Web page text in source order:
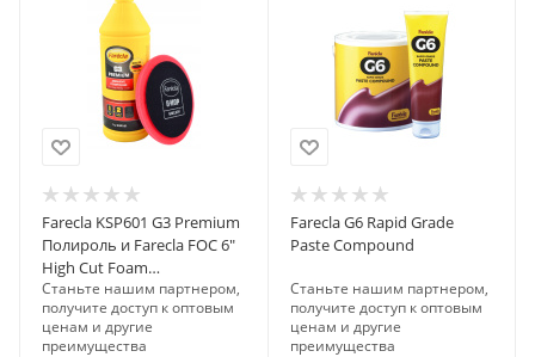
Farecla KSP601 G3 Premium
Полироль и Farecla FOC 6"
High Cut Foam
Полировальный круг
поролоновый
Станьте нашим партнером,
получите доступ к оптовым
ценам и другие
преимущества
Farecla G6 Rapid Grade
Paste Compound
Станьте нашим партнером,
получите доступ к оптовым
ценам и другие
преимущества